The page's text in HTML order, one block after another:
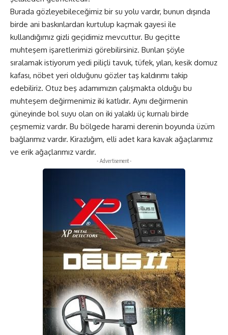
Burada gözleyebileceğimiz bir su yolu vardır, bunun dışında
birde ani baskınlardan kurtulup kaçmak gayesi ile
kullandığımız gizli geçidimiz mevcuttur. Bu geçitte
muhteşem işaretlerimizi görebilirsiniz. Bunları şöyle
sıralamak istiyorum yedi piliçli tavuk, tüfek, yılan, kesik domuz
kafası, nöbet yeri olduğunu gözler taş kaldırımı takip
edebiliriz. Otuz beş adamımızın çalışmakta olduğu bu
muhteşem değirmenimiz iki katlıdır. Aynı değirmenin
güneyinde bol suyu olan on iki yalaklı üç kurnalı birde
çeşmemiz vardır. Bu bölgede harami derenin boyunda üzüm
bağlarımız vardır. Kirazlığım, elli adet kara kavak ağaçlarımız
ve erik ağaçlarımız vardır.
- Advertisement -